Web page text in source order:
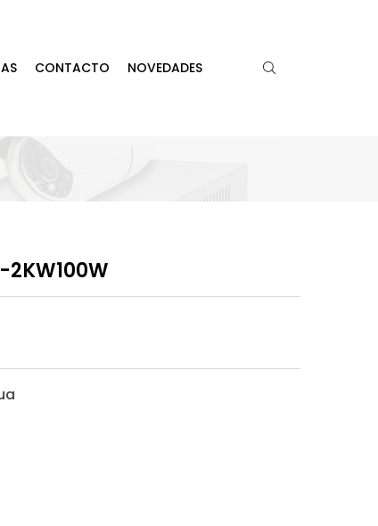
CONTACTO NOVEDADES
2KW100W